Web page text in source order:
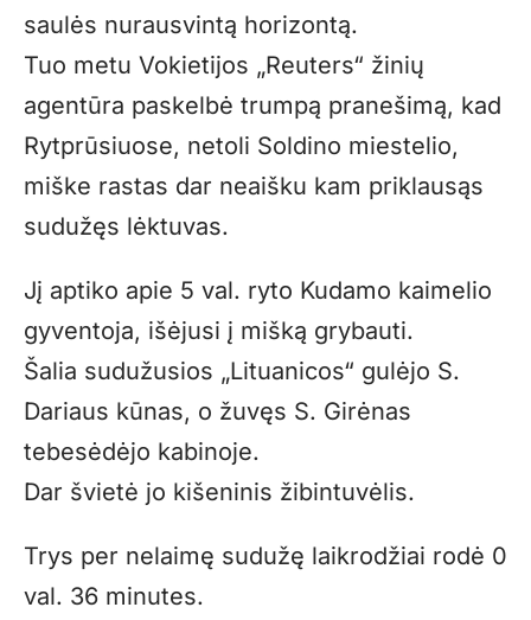
saulės nurausvintą horizontą.
Tuo metu Vokietijos „Reuters“ žinių
agentūra paskelbė trumpą pranešimą, kad
Rytprūsiuose, netoli Soldino miestelio,
miške rastas dar neaišku kam priklausąs
sudužęs lėktuvas.
Jį aptiko apie 5 val. ryto Kudamo kaimelio
gyventoja, išėjusi į mišką grybauti.
Šalia sudužusios „Lituanicos“ gulėjo S.
Dariaus kūnas, o žuvęs S. Girėnas
tebesėdėjo kabinoje.
Dar švietė jo kišeninis žibintuvėlis.
Trys per nelaimę sudužę laikrodžiai rodė 0
val. 36 minutes.